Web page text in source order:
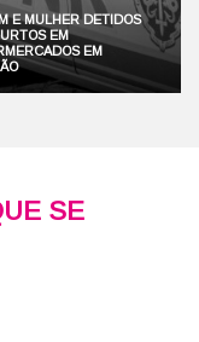
E MULHER DETIDOS
EM
EM
SE